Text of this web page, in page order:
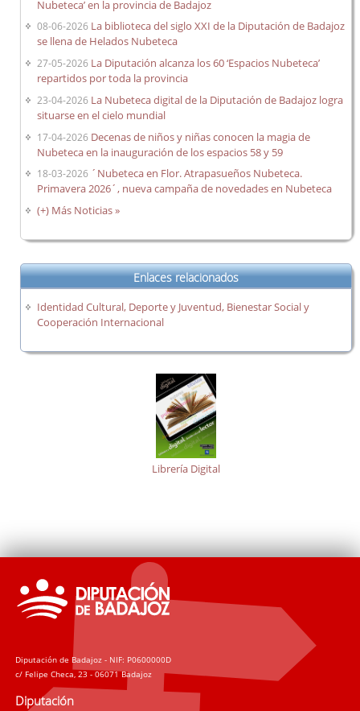
Nubeteca’ en la provincia de Badajoz
08-06-2026 La biblioteca del siglo XXI de la Diputación de Badajoz
se llena de Helados Nubeteca
27-05-2026 La Diputación alcanza los 60 ‘Espacios Nubeteca’
repartidos por toda la provincia
23-04-2026 La Nubeteca digital de la Diputación de Badajoz logra
situarse en el cielo mundial
17-04-2026 Decenas de niños y niñas conocen la magia de
Nubeteca en la inauguración de los espacios 58 y 59
18-03-2026 ´Nubeteca en Flor. Atrapasueños Nubeteca.
Primavera 2026´, nueva campaña de novedades en Nubeteca
(+) Más Noticias »
Enlaces relacionados
Identidad Cultural, Deporte y Juventud, Bienestar Social y
Cooperación Internacional
Librería Digital
Diputación de Badajoz - NIF: P0600000D
c/ Felipe Checa, 23 - 06071 Badajoz
Diputación